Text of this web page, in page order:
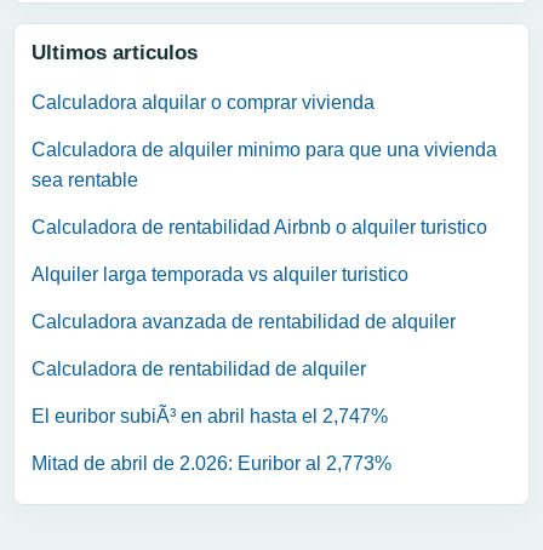
Ultimos articulos
Calculadora alquilar o comprar vivienda
Calculadora de alquiler minimo para que una vivienda
sea rentable
Calculadora de rentabilidad Airbnb o alquiler turistico
Alquiler larga temporada vs alquiler turistico
Calculadora avanzada de rentabilidad de alquiler
Calculadora de rentabilidad de alquiler
El euribor subiÃ³ en abril hasta el 2,747%
Mitad de abril de 2.026: Euribor al 2,773%